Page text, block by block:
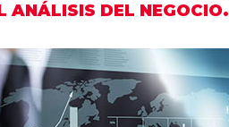
ANÁLISIS DEL NEGOCIO.